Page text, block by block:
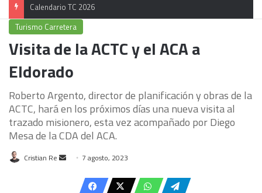
Calendario TC 2026
Turismo Carretera
Visita de la ACTC y el ACA a
Eldorado
Roberto Argento, director de planificación y obras de la
ACTC, hará en los próximos días una nueva visita al
trazado misionero, esta vez acompañado por Diego
Mesa de la CDA del ACA.
Cristian Re
Send
email
7 agosto, 2023